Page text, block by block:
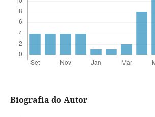
Biografia do Autor